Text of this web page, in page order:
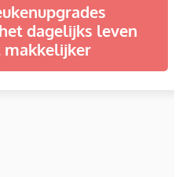
dagelijks leven
makkelijker